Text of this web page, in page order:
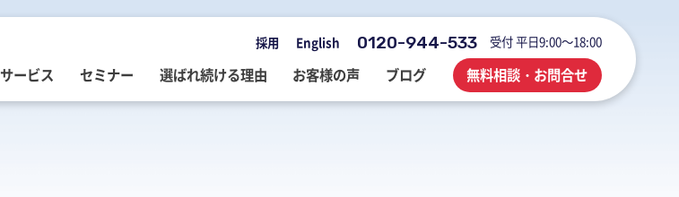
採用 English 0120-944-533 受付 平日9:00～18:00
サービス セミナー 選ばれ続ける理由 お客様の声 ブログ 無料相談・お問合せ